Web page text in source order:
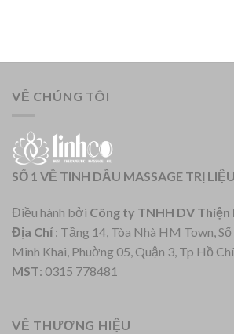
VỀ CHÚNG TÔI
SỐ 1 VỀ TINH DẦU MASSAGE TRỊ LIỆU
Điều hành bởi Công ty TNHH DV Thiện
Địa Chỉ : Tầng 14, Tòa Nhà HM Town,
Minh Khai, Phuờng 05, Quận 3, Tp Hồ
MST: 0315 778481
VỀ THƯƠNG HIỆU